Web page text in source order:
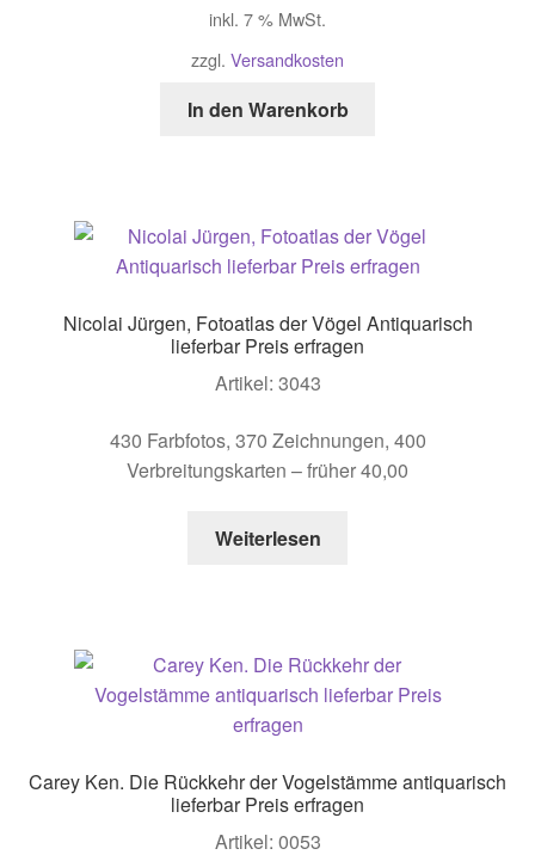
inkl. 7 % MwSt.
zzgl. Versandkosten
In den Warenkorb
Nicolai Jürgen, Fotoatlas der Vögel Antiquarisch
lieferbar Preis erfragen
Artikel: 3043
430 Farbfotos, 370 Zeichnungen, 400
Verbreitungskarten – früher 40,00
Weiterlesen
Carey Ken. Die Rückkehr der Vogelstämme antiquarisch
lieferbar Preis erfragen
Artikel: 0053